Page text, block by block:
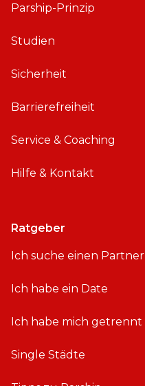
Parship-Prinzip
Studien
Sicherheit
Barrierefreiheit
Service & Coaching
Hilfe & Kontakt
Ratgeber
Ich suche einen Partner
Ich habe ein Date
Ich habe mich getrennt
Single Städte